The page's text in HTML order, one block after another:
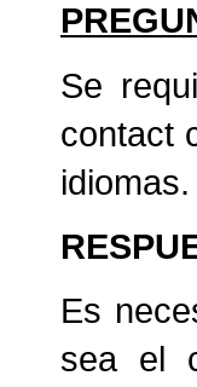
Se
contact
idiomas.
Es
sea el